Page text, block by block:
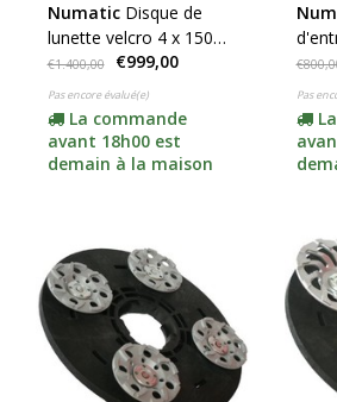
Numatic Disque de
lunette velcro 4 x 150
mm (avec adaptateur)
€1.400,00 €999,00
Pas encore évalué(e)
La commande
avant 18h00 est
demain à la maison
Pas